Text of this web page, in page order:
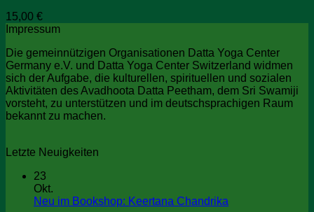
15,00 €
Impressum
Die gemeinnützigen Organisationen Datta Yoga Center
Germany e.V. und Datta Yoga Center Switzerland widmen
sich der Aufgabe, die kulturellen, spirituellen und sozialen
Aktivitäten des Avadhoota Datta Peetham, dem Sri Swamiji
vorsteht, zu unterstützen und im deutschsprachigen Raum
bekannt zu machen.
Letzte Neuigkeiten
23
Okt.
Neu im Bookshop: Keertana Chandrika